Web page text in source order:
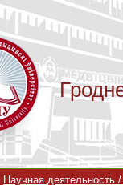
Научная деятельность